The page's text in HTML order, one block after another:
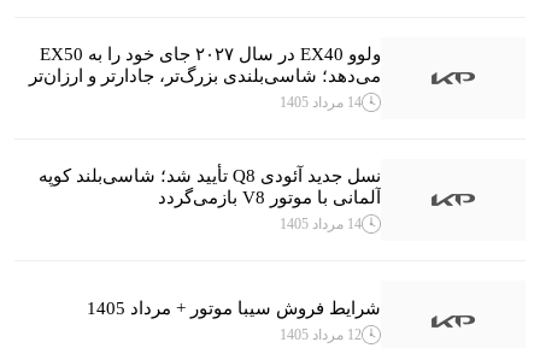
ولوو EX40 در سال ۲۰۲۷ جای خود را به EX50
می‌دهد؛ شاسی‌بلندی بزرگ‌تر، جادارتر و ارزان‌تر
14 مرداد 1405
نسل جدید آئودی Q8 تأیید شد؛ شاسی‌بلند کوپه
آلمانی با موتور V8 بازمی‌گردد
14 مرداد 1405
شرایط فروش سیبا موتور + مرداد 1405
12 مرداد 1405